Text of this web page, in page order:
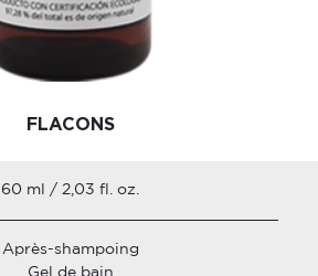
FLACONS
60 ml / 2,03 fl. oz.
Après-shampoing
Gel de bain